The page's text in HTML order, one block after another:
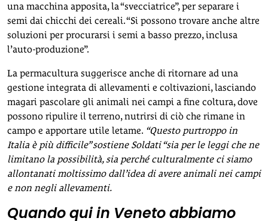
una macchina apposita, la “svecciatrice”, per separare i
semi dai chicchi dei cereali. “Si possono trovare anche altre
soluzioni per procurarsi i semi a basso prezzo, inclusa
l’auto-produzione”.
La permacultura suggerisce anche di ritornare ad una
gestione integrata di allevamenti e coltivazioni, lasciando
magari pascolare gli animali nei campi a fine coltura, dove
possono ripulire il terreno, nutrirsi di ciò che rimane in
campo e apportare utile letame. “Questo purtroppo in
Italia è più difficile” sostiene Soldati “sia per le leggi che ne
limitano la possibilità, sia perché culturalmente ci siamo
allontanati moltissimo dall’idea di avere animali nei campi
e non negli allevamenti.
Quando qui in Veneto abbiamo